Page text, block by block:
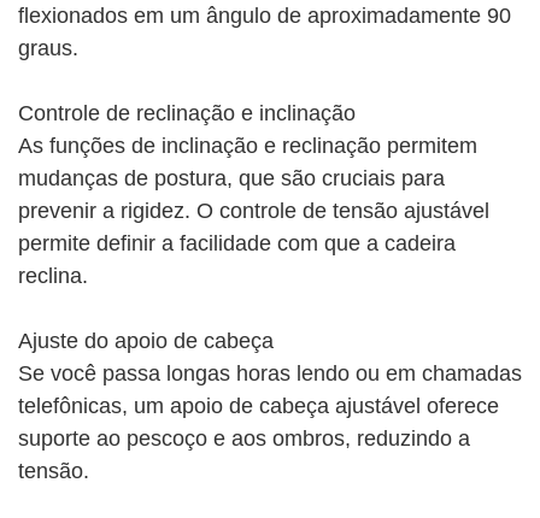
flexionados em um ângulo de aproximadamente 90
graus.
Controle de reclinação e inclinação
As funções de inclinação e reclinação permitem
mudanças de postura, que são cruciais para
prevenir a rigidez. O controle de tensão ajustável
permite definir a facilidade com que a cadeira
reclina.
Ajuste do apoio de cabeça
Se você passa longas horas lendo ou em chamadas
telefônicas, um apoio de cabeça ajustável oferece
suporte ao pescoço e aos ombros, reduzindo a
tensão.